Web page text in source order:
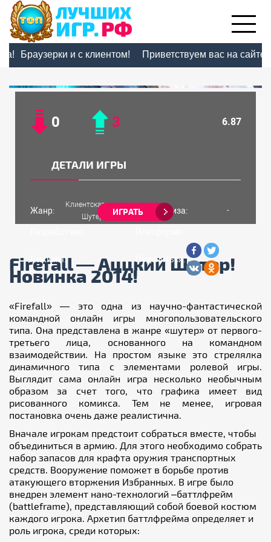
Браузерки и с клиентом! Приветствуем вас на сайте
6.87
0 3
ДЕТАЛИ ИГРЫ
Жанр:
Клиентская игра,
Шутер, MMO
Дата релиза: -
Режимы: Поделиться:
ИГРАТЬ
Firefall — Аццкий Шутер!
Новинка 2014!
«Firefall» — это одна из научно-фантастической
командной онлайн игры многопользовательского
типа. Она представлена в жанре «шутер» от первого-
третьего лица, основанного на командном
взаимодействии. На простом языке это стрелялка
динамичного типа с элементами ролевой игры.
Выглядит сама онлайн игра несколько необычным
образом за счет того, что графика имеет вид
рисованного комикса. Тем не менее, игровая
постановка очень даже реалистична.
Вначале игрокам предстоит собраться вместе, чтобы
объединиться в армию. Для этого необходимо собрать
набор запасов для крафта оружия транспортных
средств. Вооружение поможет в борьбе против
атакующего вторжения Избранных. В игре было
внедрен элемент нано-технологий –баттлфрейм
(battleframe), представляющий собой боевой костюм
каждого игрока. Архетип баттлфрейма определяет и
роль игрока, среди которых: